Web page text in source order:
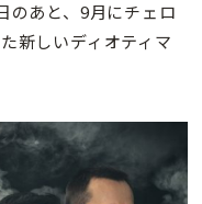
のあと、9月にチェロ
新しいディオティマ